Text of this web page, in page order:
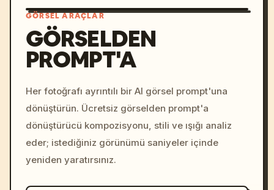
colors, 8k --v 6.0
GÖRSEL ARAÇLAR
GÖRSELDEN
PROMPT'A
Her fotoğrafı ayrıntılı bir AI görsel prompt'una
dönüştürün. Ücretsiz görselden prompt'a
dönüştürücü kompozisyonu, stili ve ışığı analiz
eder; istediğiniz görünümü saniyeler içinde
yeniden yaratırsınız.